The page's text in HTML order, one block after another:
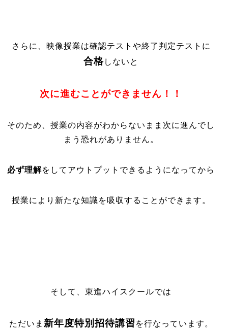
さらに、映像授業は確認テストや終了判定テストに
合格しないと
次に進むことができません！！
そのため、授業の内容がわからないまま次に進んでし
まう恐れがありません。
必ず理解をしてアウトプットできるようになってから
授業により新たな知識を吸収することができます。
そして、東進ハイスクールでは
ただいま 新年度特別招待講習 を行なっています。